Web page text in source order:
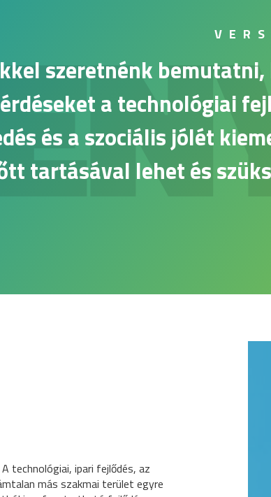
szeretnénk
a technológiai
és a szociális jólét
tartásával lehet és
technológiai, ipari fejlődés, az
más szakmai terület egyre